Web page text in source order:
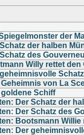
der
der halben
des
Willy rettet den
Schatz
Geheimnis von La
goldene Schiff
Der Schatz der
Der Schatz des
Bootsmann
Der